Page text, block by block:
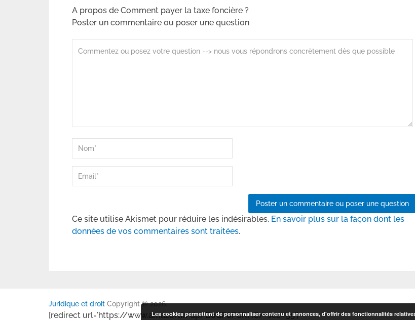
A propos de Comment payer la taxe foncière ?
Poster un commentaire ou poser une question
Ce site utilise Akismet pour réduire les indésirables. En savoir plus sur la façon dont les
données de vos commentaires sont traitées.
Juridique et droit Copyright © 2026.
[redirect url='https://www.amazon.fr/dp/B0GP6P6RHC/' sec='55']
Les cookies permettent de personnaliser contenu et annonces, d'offrir des fonctionnalités